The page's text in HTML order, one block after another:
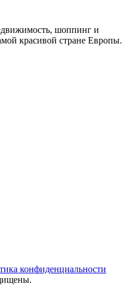
шоппинг и
красивой стране Европы.
конфиденциальности